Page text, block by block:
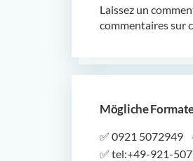
Laissez un
commentaires sur
Mögliche
✅ 0921 5072949
✅ tel:+49-921-